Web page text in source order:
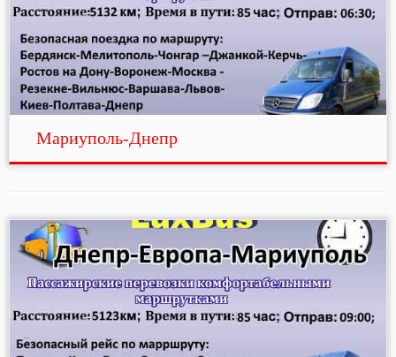
Мариуполь-Днепр